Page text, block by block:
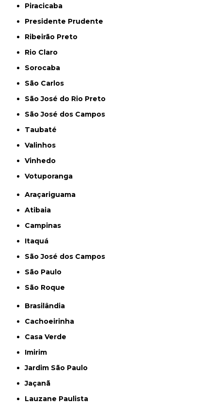
Piracicaba
Presidente Prudente
Ribeirão Preto
Rio Claro
Sorocaba
São Carlos
São José do Rio Preto
São José dos Campos
Taubaté
Valinhos
Vinhedo
Votuporanga
Araçariguama
Atibaia
Campinas
Itaquá
São José dos Campos
São Paulo
São Roque
Brasilândia
Cachoeirinha
Casa Verde
Imirim
Jardim São Paulo
Jaçanã
Lauzane Paulista